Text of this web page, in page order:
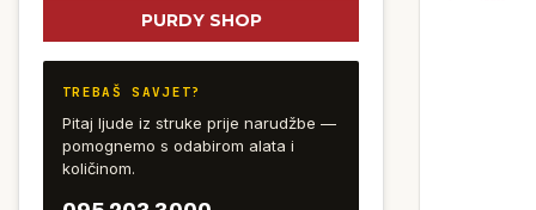
Dostupnost
Dostupne veličine
Serija
Namjena valjka
PURDY SHOP
TREBAŠ SAVJET?
Pitaj ljude iz struke prije narudžbe —
pomognemo s odabirom alata i
količinom.